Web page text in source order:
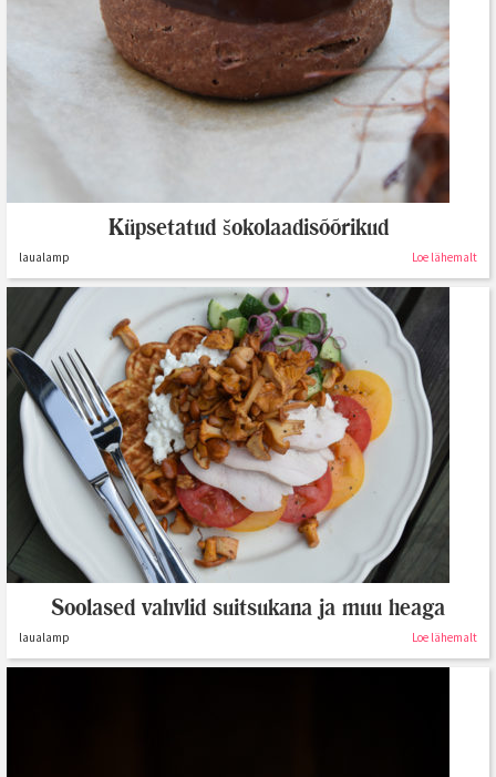
Küpsetatud šokolaadisõõrikud
laualamp Loe lähemalt
Soolased vahvlid suitsukana ja muu heaga
laualamp Loe lähemalt